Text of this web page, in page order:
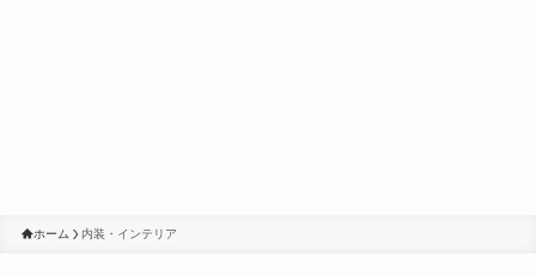
ホーム 内装・インテリア